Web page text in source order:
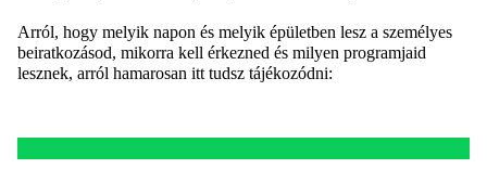
Arról, hogy melyik napon és melyik épületben lesz a személyes
beiratkozásod, mikorra kell érkezned és milyen programjaid
lesznek, arról hamarosan itt tudsz tájékozódni: